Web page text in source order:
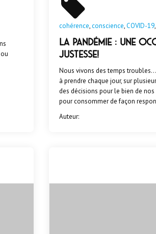
cohérence,conscience,COVID-19,
La pandémie : une
justesse!
Nous vivons des temps
à prendre chaque jour, sur
des décisions pour le bien de
pour consommer de façon
Auteur: